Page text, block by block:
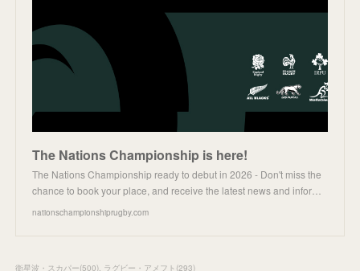
The Nations Championship is here!
The Nations Championship ready to debut in 2026 - Don't miss the
chance to book your place, and receive the latest news and infor…
nationschampionshiprugby.com
衛星波・スカパー(500) ラグビー・アメフト (293)